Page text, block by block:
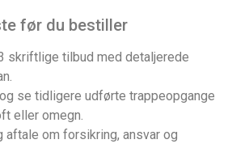
før du bestiller
skriftlige tilbud med detaljerede
se tidligere udførte trappeopgange
eller omegn.
om forsikring, ansvar og